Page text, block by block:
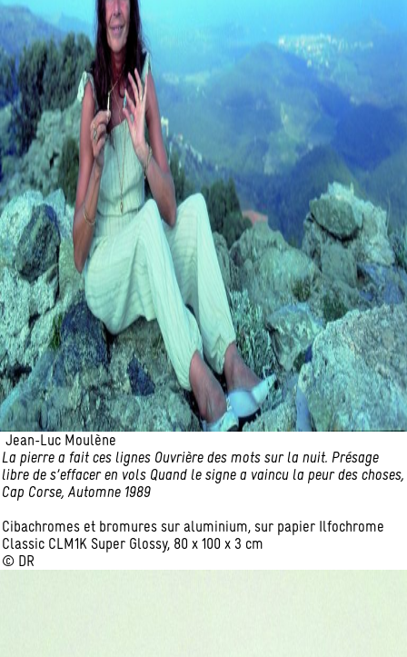
Jean-Luc Moulène
La pierre a fait ces lignes Ouvrière des mots sur la nuit. Présage
libre de s’effacer en vols Quand le signe a vaincu la peur des choses,
Cap Corse, Automne 1989
Cibachromes et bromures sur aluminium, sur papier Ilfochrome
Classic CLM1K Super Glossy, 80 x 100 x 3 cm
© DR